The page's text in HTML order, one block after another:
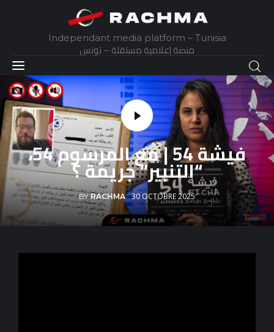
Independant media platform – Tunisia
منصة إعلامية مستقلة – تونس
Accueil
Daily
Explainer
Interviews
Articles
فيشة 54 | مع المرسوم 54، “التنبير” جريمة ؟
BY RACHMA 30 OCTOBRE 2025